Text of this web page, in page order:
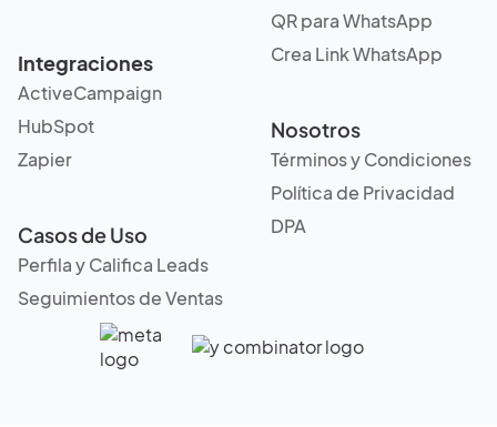
Integraciones
ActiveCampaign
HubSpot
Zapier
Casos de Uso
Perfila y Califica Leads
Seguimientos de Ventas
QR para WhatsApp
Crea Link WhatsApp
Nosotros
Términos y Condiciones
Política de Privacidad
DPA